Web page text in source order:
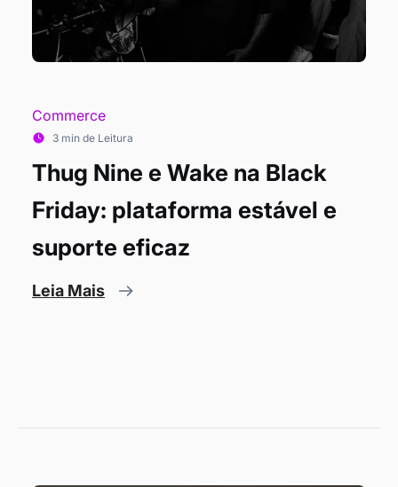
Commerce
3 min de Leitura
Thug Nine e Wake na Black
Friday: plataforma estável e
suporte eficaz
Leia Mais